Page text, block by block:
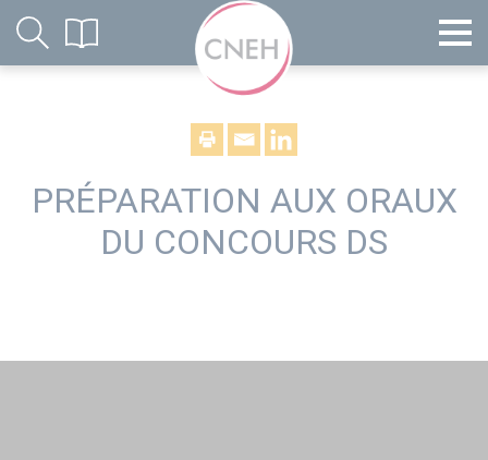
PRÉPARATION AUX ORAUX
DU CONCOURS DS